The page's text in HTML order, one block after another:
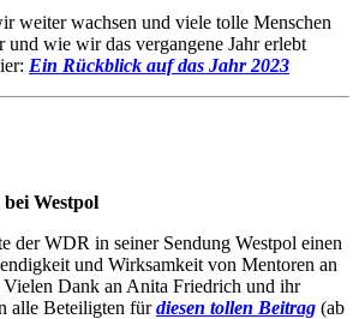
weiter wachsen und viele tolle Menschen
und wie wir das vergangene Jahr erlebt
Ein Rückblick auf das Jahr 2023
Westpol
der WDR in seiner Sendung Westpol einen
und Wirksamkeit von Mentoren an
Dank an Anita Friedrich und ihr
alle Beteiligten fürdiesen tollen Beitrag (ab